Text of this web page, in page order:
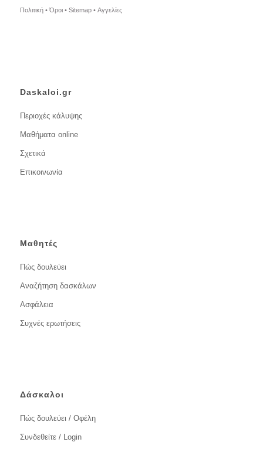
Πολιτική •Όροι • Sitemap • Αγγελίες
Daskaloi.gr
Περιοχές κάλυψης
Μαθήματα online
Σχετικά
Επικοινωνία
Μαθητές
Πώς δουλεύει
Αναζήτηση δασκάλων
Ασφάλεια
Συχνές ερωτήσεις
Δάσκαλοι
Πώς δουλεύει / Οφέλη
Συνδεθείτε / Login